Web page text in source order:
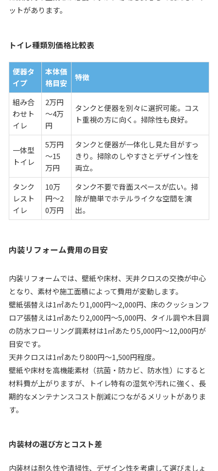
ットがあります。
トイレ種類別価格比較表
便器タ
イプ
本体価
格目安
特徴
組み合
わせト
イレ
2万円
～4万
円
タンクと便器を別々に選択可能。コス
ト重視の方に向く。掃除性も良好。
一体型
トイレ
5万円
～15
万円
タンクと便器が一体化し見た目がすっ
きり。掃除のしやすさとデザイン性を
両立。
タンク
レスト
イレ
10万
円～2
0万円
タンク不要で背面スペースが広い。掃
除が簡単でホテルライクな空間を演
出。
内装リフォーム費用の目安
内装リフォームでは、壁紙や床材、天井クロスの交換が中心
となり、素材や施工面積によって費用が変動します。
壁紙張替えは1㎡あたり1,000円～2,000円、床のクッションフ
ロア張替えは1㎡あたり2,000円～5,000円、タイル調や木目調
の防水フローリング調素材は1㎡あたり5,000円～12,000円が
目安です。
天井クロスは1㎡あたり800円～1,500円程度。
壁紙や床材を高機能素材（抗菌・防カビ、防水性）にすると
材料費が上がりますが、トイレ特有の湿気や汚れに強く、長
期的なメンテナンスコスト削減につながるメリットがありま
す。
内装材の選び方とコスト差
内装材は耐久性や清掃性、デザイン性を考慮して選びましょ